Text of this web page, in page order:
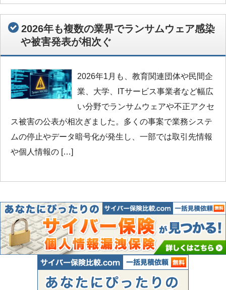
2026年も複数の業界でランサムウェア感染
や被害発表が相次ぐ
2026年1月も、教育関連団体や民間企
業、大学、ITサービス事業者など幅広
い分野でランサムウェアや不正アクセ
ス被害の公表が相次ぎました。多くの事案で業務システ
ムの停止やデータ暗号化が発生し、一部では取引先情報
や個人情報の […]